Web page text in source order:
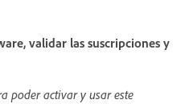
validar las suscripciones y
poder activar y usar este